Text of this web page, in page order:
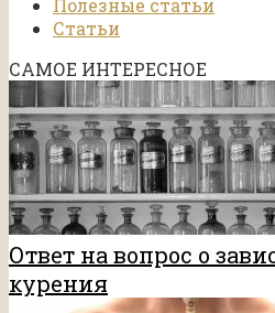
Полезные статьи
Статьи
САМОЕ ИНТЕРЕСНОЕ
Ответ на вопрос о
курения